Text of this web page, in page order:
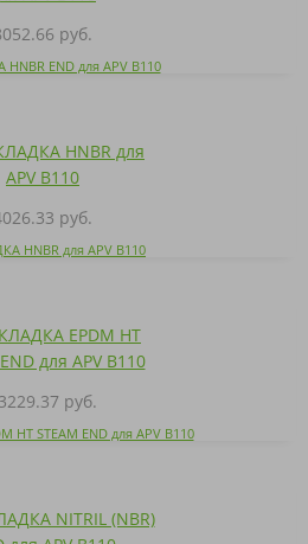
руб.
END для APV B110
руб.
HNBR для APV B110
руб.
STEAM END для APV B110